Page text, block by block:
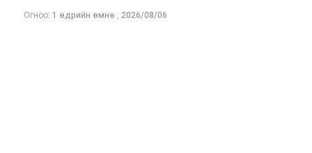
дүн нь ирэх арваннэгдүгээр сард болох АНУ-ын
Огноо: 1 өдрийн өмнө , 2026/08/06